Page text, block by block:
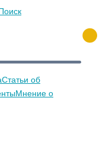
Статьи об
Мнение о